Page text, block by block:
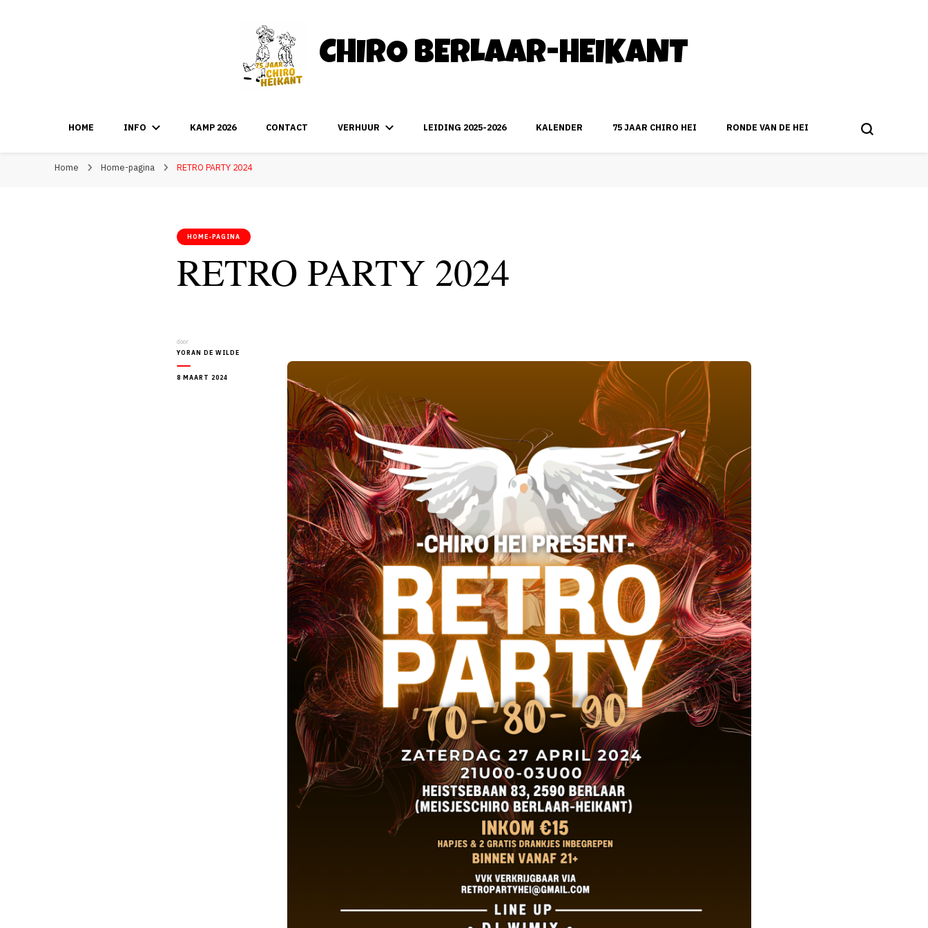
CHIRO BERLAAR-HEIKANT
HOME INFO KAMP 2026 CONTACT VERHUUR LEIDING 2025-2026 KALENDER 75 JAAR CHIRO HEI RONDE VAN DE HEI
Home Home-pagina RETRO PARTY 2024
HOME-PAGINA
RETRO PARTY 2024
door
YORAN DE WILDE
8 MAART 2024